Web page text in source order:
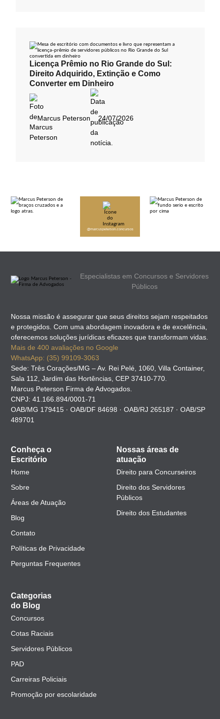
Licença Prêmio no Rio Grande do Sul:
Direito Adquirido, Extinção e Como
Converter em Dinheiro
Marcus Peterson 24/07/2026
@marcuspeterson.concursos
Especialistas em Concursos e Servidores
Públicos
Nossa missão é assegurar que seus direitos sejam respeitados
e protegidos. Com uma abordagem inovadora e de excelência,
oferecemos soluções jurídicas eficazes que transformam vidas.
Mais de 400 avaliações no Google
WhatsApp: (35) 99109-3063
Sede: Três Corações/MG – Av. Rei Pelé, 1060, Villa Container,
Sala 112, Jardim das Hortências, CEP 37410-770.
Marcus Peterson Firma de Advogados.
CNPJ: 41.166.894/0001-71
OAB/MG 179415 · OAB/DF 84698 · OAB/RJ 265187 · OAB/SP
489701
Conheça o
Escritório
Home
Sobre
Áreas de Atuação
Blog
Contato
Políticas de Privacidade
Perguntas Frequentes
Nossas áreas de
atuação
Direito para Concurseiros
Direito dos Servidores
Públicos
Direito dos Estudantes
Categorias
do Blog
Concursos
Cotas Raciais
Servidores Públicos
PAD
Carreiras Policiais
Promoção por escolaridade